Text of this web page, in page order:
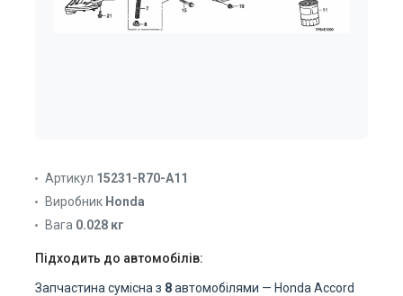
Артикул 15231-R70-A11
Виробник Honda
Вага 0.028 кг
Підходить до автомобілів:
Запчастина сумісна з 8автомобілями — Honda Accord